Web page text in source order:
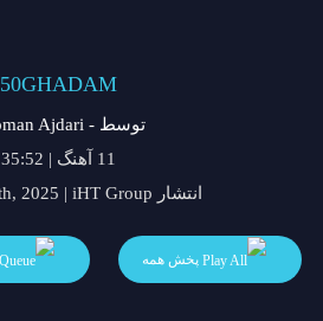
50GHADAM
توسط - Hooman Ajdari
11 آهنگ | 35:52
انتشار October 16th, 2025 | iHT Group
پخش همه